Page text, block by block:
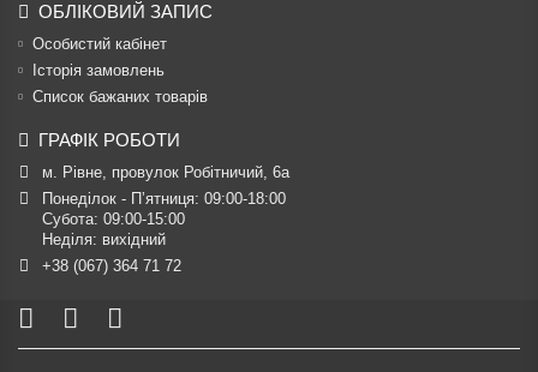
ОБЛІКОВИЙ ЗАПИС
Особистий кабінет
Історія замовлень
Список бажаних товарів
ГРАФІК РОБОТИ
м. Рівне, провулок Робітничий, 6а
Понеділок - П’ятниця: 09:00-18:00
Субота: 09:00-15:00
Неділя: вихідний
+38 (067) 364 71 72